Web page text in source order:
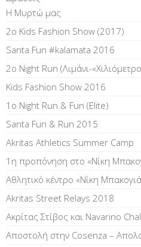
Η Μυρτώ μας
2ο Kids Fashion Show (2017)
Santa Fun #kalamata 2016
2ο Night Run (Λιμάνι-
Kids Fashion Show 2016
1o Night Run & Fun (Elite)
Santa Fun & Run 2015
Akritas Athletics Summer Camp
1η προπόνηση στο «Νίκη
Αθλητικό κέντρο «Νίκη
Akritas Street Relays 2018
Ακρίτας Στίβος και Navarino
Αποστολή στην Cosenza –